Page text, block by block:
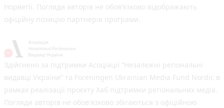
Норвегії. Погляди авторів не обов’язково відображають
офіційну позицію партнерів програми.
Здійснено за підтримки Асоціації “Незалежні регіональні
видавці України” та Foreningen Ukrainian Media Fund Nordic в
рамках реалізації проєкту Хаб підтримки регіональних медіа.
Погляди авторів не обов'язково збігаються з офіційною